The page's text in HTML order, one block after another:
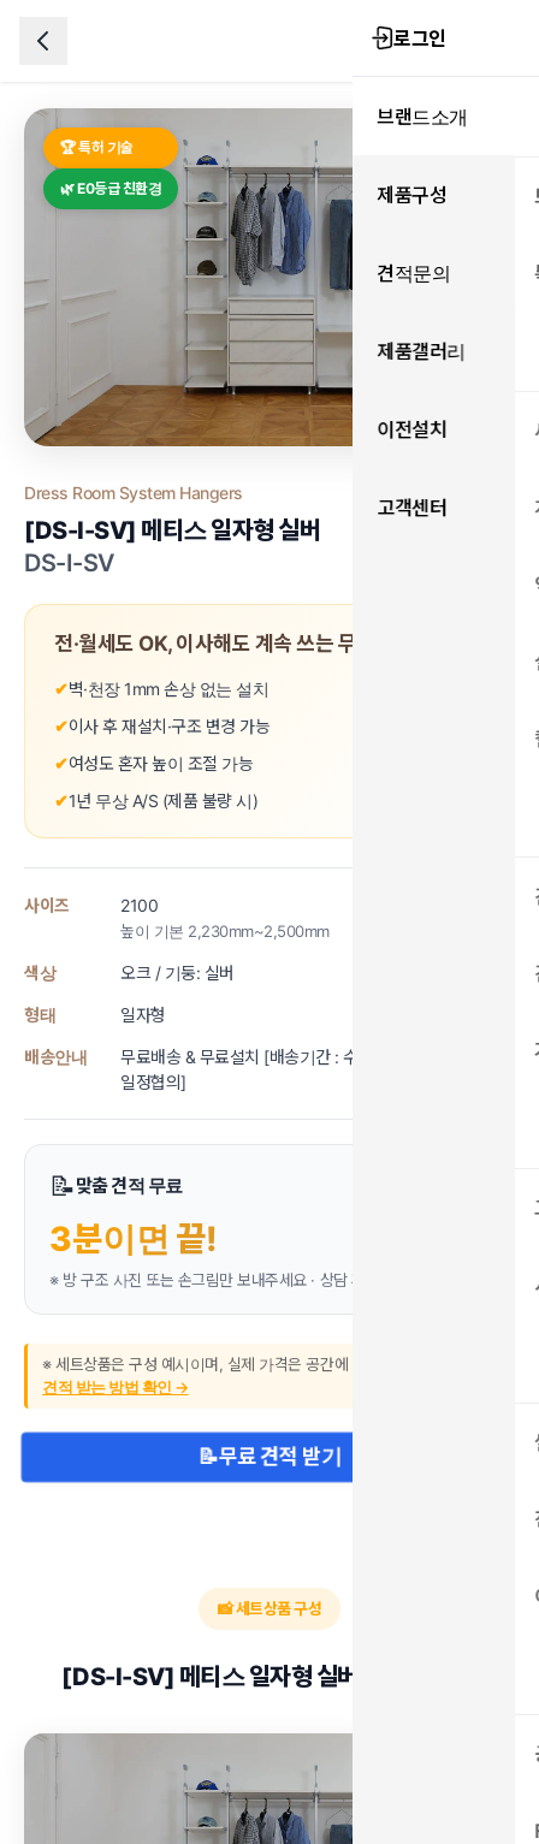
로그인
브랜드소개
제품구성
견적문의
제품갤러리
이전설치
고객센터
🏆 특허 기술
🌿 E0등급 친환경
Dress Room System Hangers
[DS-I-SV] 메티스 일자형 실버
DS-I-SV
전·월세도 OK, 이사해도 계속 쓰는 무타공 드레스룸
✔벽·천장 1mm 손상 없는 설치
✔이사 후 재설치·구조 변경 가능
✔여성도 혼자 높이 조절 가능
✔1년 무상 A/S (제품 불량 시)
사이즈 2100
높이 기본 2,230mm~2,500mm
색상 오크 / 기둥: 실버
형태 일자형
배송안내
무료배송 & 무료설치 [배송기간 : 수도권 2~4일, 지방은
일정협의]
📝맞춤 견적 무료
3분이면 끝!
※ 방 구조 사진 또는 손그림만 보내주세요 · 상담 후 구매 압박 없음
※ 세트상품은 구성 예시이며, 실제 가격은 공간에 맞춰 산출됩니다.
견적 받는 방법 확인 →
📝무료 견적 받기
📸 세트상품 구성
[DS-I-SV] 메티스 일자형 실버 구성 이미지